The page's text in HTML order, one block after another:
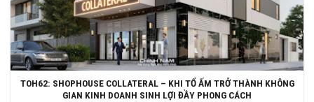
TOH62: SHOPHOUSE COLLATERAL – KHI TỔ ẤM TRỞ THÀNH KHÔNG
GIAN KINH DOANH SINH LỢI ĐẦY PHONG CÁCH